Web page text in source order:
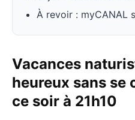
À revoir : myCANAL
Vacances
heureux sans se
ce soir à 21h10